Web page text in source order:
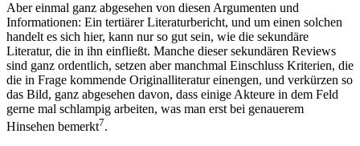
Aber einmal ganz abgesehen von diesen Argumenten und
Informationen: Ein tertiärer Literaturbericht, und um einen solchen
handelt es sich hier, kann nur so gut sein, wie die sekundäre
Literatur, die in ihn einfließt. Manche dieser sekundären Reviews
sind ganz ordentlich, setzen aber manchmal Einschluss Kriterien, die
die in Frage kommende Originalliteratur einengen, und verkürzen so
das Bild, ganz abgesehen davon, dass einige Akteure in dem Feld
gerne mal schlampig arbeiten, was man erst bei genauerem
Hinsehen bemerkt7.